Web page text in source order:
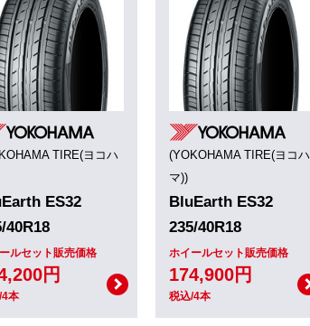
TIRE(ヨコハ
ES32
40R18
ルセット販売価格
円
本
(YOKOHAMA TIRE(ヨコハ
マ))
BluEarth ES32
235/40R18
ホイールセット販売価格
174,900円
税込/4本